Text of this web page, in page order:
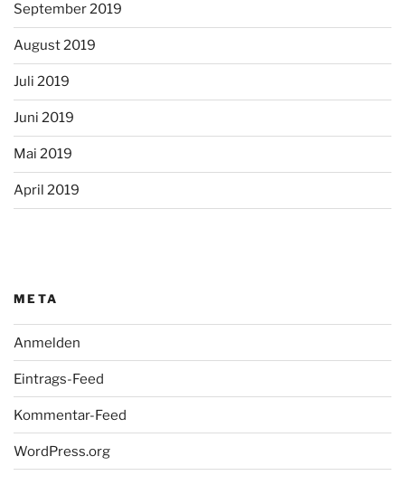
September 2019
August 2019
Juli 2019
Juni 2019
Mai 2019
April 2019
META
Anmelden
Eintrags-Feed
Kommentar-Feed
WordPress.org